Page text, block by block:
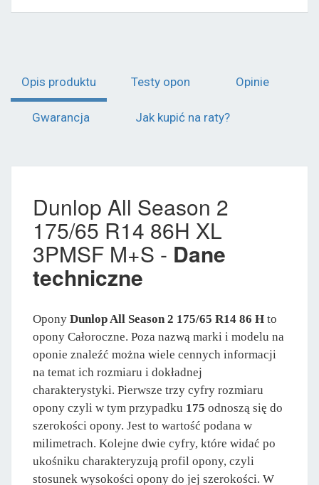
Opis produktu Testy opon Opinie
Gwarancja Jak kupić na raty?
Dunlop All Season 2
175/65 R14 86H XL
3PMSF M+S - Dane
techniczne
Opony Dunlop All Season 2 175/65 R14 86 H to
opony Całoroczne. Poza nazwą marki i modelu na
oponie znaleźć można wiele cennych informacji
na temat ich rozmiaru i dokładnej
charakterystyki. Pierwsze trzy cyfry rozmiaru
opony czyli w tym przypadku 175 odnoszą się do
szerokości opony. Jest to wartość podana w
milimetrach. Kolejne dwie cyfry, które widać po
ukośniku charakteryzują profil opony, czyli
stosunek wysokości opony do jej szerokości. W